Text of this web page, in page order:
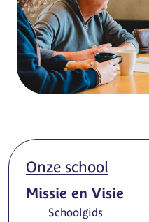
Onze school
Missie en Visie
Schoolgids